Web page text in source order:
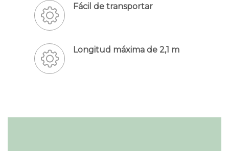
Fácil de transportar
Longitud máxima de 2,1 m